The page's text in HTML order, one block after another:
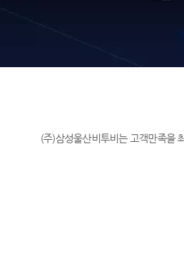
(주)삼성울산비투비는 고객만족을